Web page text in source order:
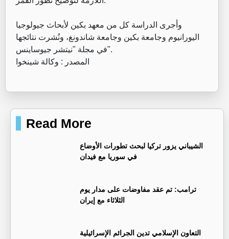
‏وأجرى الدراسة كل من معهد بكين لأبحاث جيولوجيا
اليورانيوم وجامعة بكين وجامعة شاندونغ، ونُشرت نتائجها
في مجلة "نيتشر جيوساينس".
‏المصدر : وكالة شينخوا
Read More
‏الشيباني يزور تركيا لبحث تطورات الأوضاع
في سوريا مع فيدان
ترامب: تم عقد مفاوضات على مدار يوم
الثلاثاء مع إيران
التعاون الإسلامي تدين الجرائم الإسرائيلية